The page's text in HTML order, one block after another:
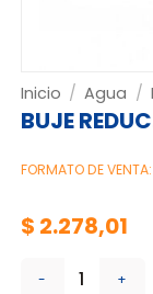
Inicio / Agua /
BUJE
FORMATO DE
$ 2.278,01
BUJE